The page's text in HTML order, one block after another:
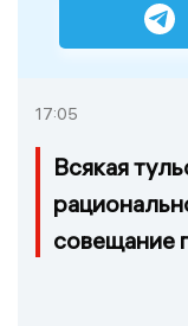
17:05
Всякая
совещание